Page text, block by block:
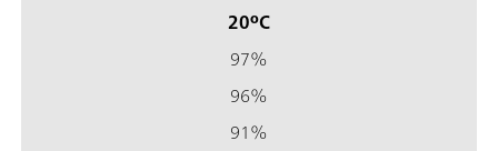
20ºC
97%
96%
91%